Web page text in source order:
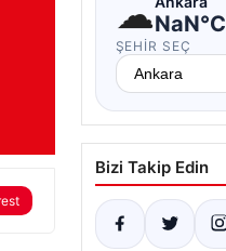
☁NaN°C
ŞEHIR SEÇ
Bizi Takip Edin